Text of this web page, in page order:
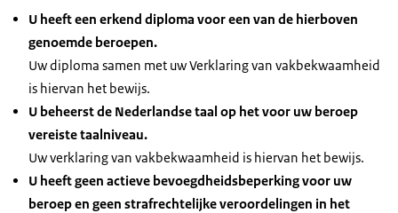
U heeft een erkend diploma voor een van de hierboven
genoemde beroepen.
Uw diploma samen met uw Verklaring van vakbekwaamheid
is hiervan het bewijs.
U beheerst de Nederlandse taal op het voor uw beroep
vereiste taalniveau.
Uw verklaring van vakbekwaamheid is hiervan het bewijs.
U heeft geen actieve bevoegdheidsbeperking voor uw
beroep en geen strafrechtelijke veroordelingen in het